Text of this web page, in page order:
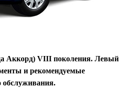
Аккорд) VIII поколения. Левый
и рекомендуемые
обслуживания.